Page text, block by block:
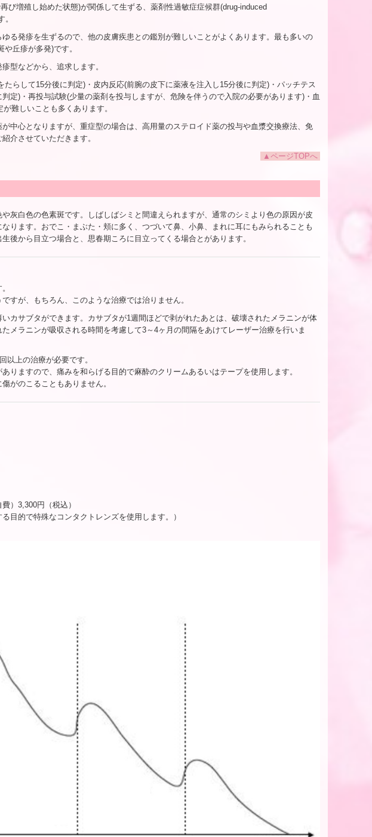
び増殖し始めた状態)が関係して生ずる、薬剤性過敏症症候群(drug-induced
る発疹を生ずるので、他の皮膚疾患との鑑別が難しいことがよくあります。最も多いの
丘疹が多発)です。
型などから、追求します。
らして15分後に判定)・皮内反応(前腕の皮下に薬液を注入し15分後に判定)・パッチテス
定)・再投与試験(少量の薬剤を投与しますが、危険を伴うので入院の必要があります)・血
難しいことも多くあります。
中心となりますが、重症型の場合は、高用量のステロイド薬の投与や血漿交換療法、免
介させていただきます。
▲ページTOPへ
灰白色の色素斑です。しばしばシミと間違えられますが、通常のシミより色の原因が皮
ります。おでこ・まぶた・頬に多く、つづいて鼻、小鼻、まれに耳にもみられることも
後から目立つ場合と、思春期ころに目立ってくる場合とがあります。
すが、もちろん、このような治療では治りません。
カサブタができます。カサブタが1週間ほどで剥がれたあとは、破壊されたメラニンが体
メラニンが吸収される時間を考慮して3～4ヶ月の間隔をあけてレーザー治療を行いま
以上の治療が必要です。
りますので、痛みを和らげる目的で麻酔のクリームあるいはテープを使用します。
がのこることもありません。
）3,300円（税込）
目的で特殊なコンタクトレンズを使用します。）